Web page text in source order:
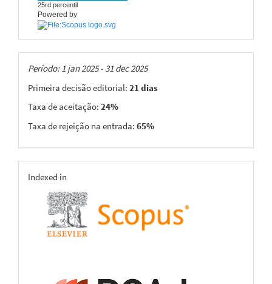
25rd percentil
Powered by
Taxas
Período: 1 jan 2025 - 31 dec 2025
Primeira decisão editorial: 21 dias
Taxa de aceitação: 24%
Taxa de rejeição na entrada: 65%
indexing
Indexed in